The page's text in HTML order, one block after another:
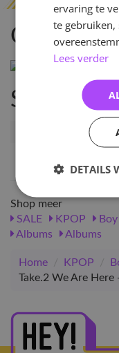
Artikelnummer
Shop meer
SALE
KPOP
Albums
Albums
Home / KPOP /
Take.2 We Are Here
ervaring te
te
Lees verder
DETAILS